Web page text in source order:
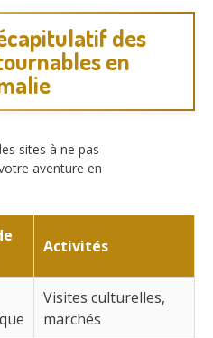
des
en
sites à ne pas
aventure en
Activités
Visites culturelles,
marchés